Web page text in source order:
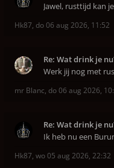
Jawel, rusttijd kan
Hk87, do 06 aug 2026, 11:52
Re: Wat drink je
Werk jij nog met
mr Blanc, do 06 aug 2026,
Re: Wat drink je
Ik heb nu een
Hk87, wo 05 aug 2026, 22:32